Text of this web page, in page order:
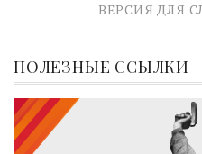
ВЕРСИЯ ДЛЯ
ПОЛЕЗНЫЕ ССЫЛКИ